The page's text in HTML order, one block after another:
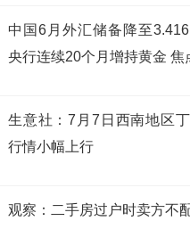
中国6月外汇储备降至3.416
央行连续20个月增持黄金 焦
生意社：7月7日西南地区
行情小幅上行
观察：二手房过户时卖方不